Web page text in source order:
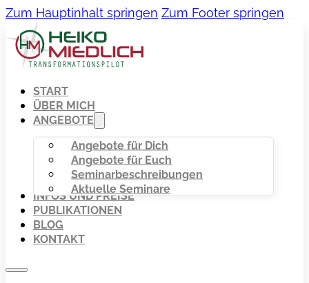
Zum Hauptinhalt springen Zum Footer springen
START
ÜBER MICH
ANGEBOTE
Angebote für Dich
Angebote für Euch
Seminarbeschreibungen
Aktuelle Seminare
INFOS UND PREISE
PUBLIKATIONEN
BLOG
KONTAKT